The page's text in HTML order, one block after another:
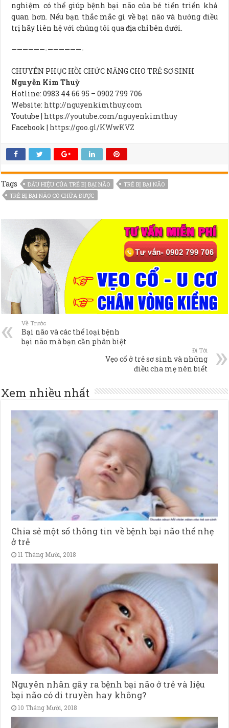
nghiệm có thể giúp bệnh bại não của bé tiến triển khả
quan hơn. Nếu bạn thắc mắc gì về bại não và hướng điều
trị hãy liên hệ với chúng tôi qua địa chỉ bên dưới.
——————-——————-
CHUYÊN PHỤC HỒI CHỨC NĂNG CHO TRẺ SƠ SINH
Nguyễn Kim Thuỳ
Hotline: 0983 44 66 95 – 0902 799 706
Website: http://nguyenkimthuy.com
Youtube | https://youtube.com/nguyenkimthuy
Facebook | https://goo.gl/KWwKVZ
Tags DẤU HIỆU CỦA TRẺ BỊ BẠI NÃO
TRẺ BỊ BẠI NÃO
TRẺ BỊ BẠI NÃO CÓ CHỮA ĐƯỢC
Về Trước
Bại não và các thể loại bệnh
bại não mà bạn cần phân biệt
Đi Tới
Vẹo cổ ở trẻ sơ sinh và những
điều cha mẹ nên biết
Xem nhiều nhất
Chia sẻ một số thông tin về bệnh bại não thể nhẹ
ở trẻ
11 Tháng Mười, 2018
Nguyên nhân gây ra bệnh bại não ở trẻ và liệu
bại não có di truyền hay không?
10 Tháng Mười, 2018